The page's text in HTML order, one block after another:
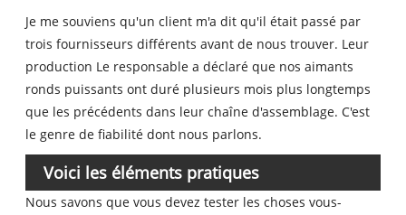
Je me souviens qu'un client m'a dit qu'il était passé par
trois fournisseurs différents avant de nous trouver. Leur
production Le responsable a déclaré que nos aimants
ronds puissants ont duré plusieurs mois plus longtemps
que les précédents dans leur chaîne d'assemblage. C'est
le genre de fiabilité dont nous parlons.
Voici les éléments pratiques
Nous savons que vous devez tester les choses vous-